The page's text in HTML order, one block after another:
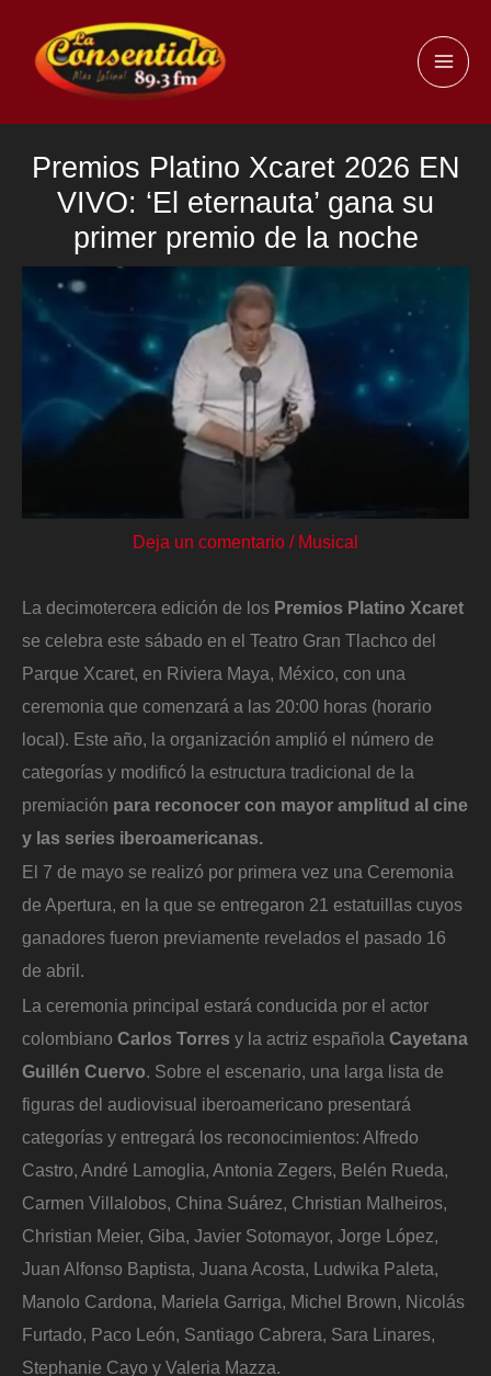
contenido
Premios Platino Xcaret 2026 EN
VIVO: ‘El eternauta’ gana su
primer premio de la noche
Deja un comentario / Musical
La decimotercera edición de los Premios Platino Xcaret
se celebra este sábado en el Teatro Gran Tlachco del
Parque Xcaret, en Riviera Maya, México, con una
ceremonia que comenzará a las 20:00 horas (horario
local). Este año, la organización amplió el número de
categorías y modificó la estructura tradicional de la
premiación para reconocer con mayor amplitud al cine
y las series iberoamericanas.
El 7 de mayo se realizó por primera vez una Ceremonia
de Apertura, en la que se entregaron 21 estatuillas cuyos
ganadores fueron previamente revelados el pasado 16
de abril.
La ceremonia principal estará conducida por el actor
colombiano Carlos Torres y la actriz española Cayetana
Guillén Cuervo. Sobre el escenario, una larga lista de
figuras del audiovisual iberoamericano presentará
categorías y entregará los reconocimientos: Alfredo
Castro, André Lamoglia, Antonia Zegers, Belén Rueda,
Carmen Villalobos, China Suárez, Christian Malheiros,
Christian Meier, Giba, Javier Sotomayor, Jorge López,
Juan Alfonso Baptista, Juana Acosta, Ludwika Paleta,
Manolo Cardona, Mariela Garriga, Michel Brown, Nicolás
Furtado, Paco León, Santiago Cabrera, Sara Linares,
Stephanie Cayo y Valeria Mazza.